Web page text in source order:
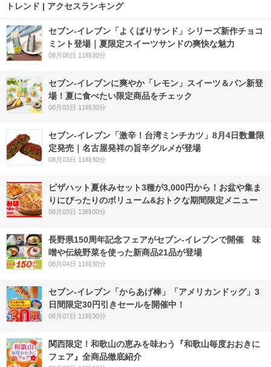
トレンド | アクセスランキング
セブン‐イレブン「よくばりサンド」シリーズ新作チョコ
ミント登場｜夏限定スイーツサンドの爽快な魅力
08月06日 11時30分
セブン‐イレブンに爽やか「レモン」スイーツ＆パン新登
場！夏に食べたい限定商品をチェック
08月03日 11時30分
セブン-イレブン「激辛！台湾ミンチカツ」8月4日数量限
定発売｜名古屋発祥の旨辛グルメが登場
08月03日 11時30分
ピザハット夏休みセット3種が3,000円から！お盆や集ま
りにぴったりのボリューム&おトクな期間限定メニュー
08月03日 13時00分
長野県150周年記念フェアがセブン-イレブンで開催 味
噌や伝統野菜を使った新商品21品が登場
08月04日 11時30分
セブン‐イレブン「からあげ棒」「アメリカンドッグ」3
日間限定30円引きセールを開催中！
08月07日 11時30分
関西限定！和歌山の恵みを味わう『和歌山毎度おおきに
フェア』全商品徹底紹介